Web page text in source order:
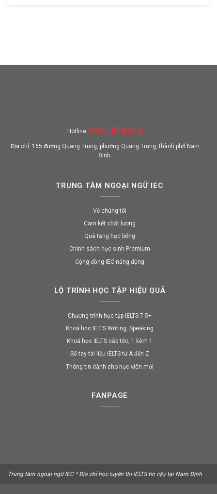
Hotline: 0967.858.212
Địa chỉ: 165 đường Quang Trung, phường Quang Trung, thành phố Nam
Định.
TRUNG TÂM NGOẠI NGỮ IEC
Về chúng tôi
Cam kết chất lượng
Quà tặng học bổng
Chính sách học sinh Premium
Cộng đồng IEC năng động
LỘ TRÌNH HỌC TẬP HIỆU QUẢ
Chương trình học tập IELTS 7.5+
Khoá học IELTS Writing, Speaking
Khoá học IELTS cấp tốc, 1 kèm 1
Sổ tay tài liệu IELTS từ A đến Z
Thông tin dành cho học viên mới
FANPAGE
Trung tâm ngoại ngữ IEC * Địa chỉ học luyện thi IELTS tin cậy tại Nam Định